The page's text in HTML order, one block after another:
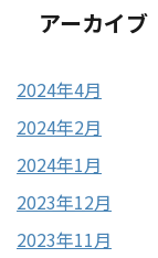
アーカイブ
2024年4月
2024年2月
2024年1月
2023年12月
2023年11月